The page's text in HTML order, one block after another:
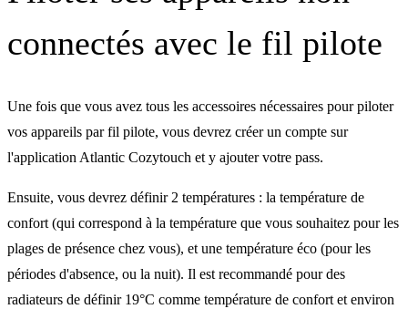
connectés avec le fil pilote
Une fois que vous avez tous les accessoires nécessaires pour piloter
vos appareils par fil pilote, vous devrez créer un compte sur
l'application Atlantic Cozytouch et y ajouter votre pass.
Ensuite, vous devrez définir 2 températures : la température de
confort (qui correspond à la température que vous souhaitez pour les
plages de présence chez vous), et une température éco (pour les
périodes d'absence, ou la nuit). Il est recommandé pour des
radiateurs de définir 19°C comme température de confort et environ